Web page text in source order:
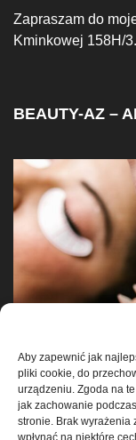
Aby zapewnić jak
pliki cookie, do
urządzeniu. Zgoda na
jak zachowanie
stronie. Brak wyrażenia
wpłynąć na niektóre
Zapraszam do
Kminkowej 158H/3.
BEAUTY-AZ –